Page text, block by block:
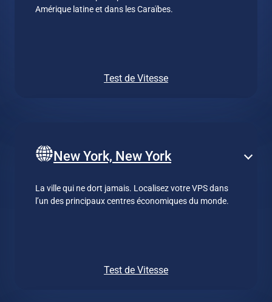
Amérique latine et dans les Caraïbes.
Test de Vitesse
New York, New York
La ville qui ne dort jamais. Localisez votre VPS dans
l’un des principaux centres économiques du monde.
Test de Vitesse